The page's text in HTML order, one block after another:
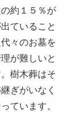
約１５％が
ていること
々のお墓を
が難しいと
樹木葬はそ
ぎがいなく
ています。